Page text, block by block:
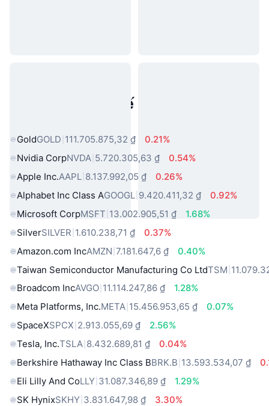
Tài sản trong thế giới thực phổ
GoldGOLD 111.705.875,32 ₫
0.21%
Nvidia CorpNVDA 5.720.305,63 ₫
0.54%
Apple Inc.AAPL 8.137.992,05 ₫
0.26%
Alphabet Inc Class AGOOGL 9.420.411,32 ₫
0.92%
Microsoft CorpMSFT 13.002.905,51 ₫
1.68%
SilverSILVER 1.610.238,71 ₫
0.37%
Amazon.com IncAMZN 7.181.647,6 ₫
0.40%
Taiwan Semiconductor Manufacturing Co LtdTSM
Broadcom IncAVGO 11.114.247,86 ₫
1.28%
Meta Platforms, Inc.META 15.456.953,65 ₫
0.07%
SpaceXSPCX 2.913.055,69 ₫
2.56%
Tesla, Inc.TSLA 8.432.689,81 ₫
0.04%
Berkshire Hathaway Inc Class BBRK.B 13.593.534,07 ₫
Eli Lilly And CoLLY 31.087.346,89 ₫
1.29%
SK HynixSKHY 3.831.647,98 ₫
3.30%